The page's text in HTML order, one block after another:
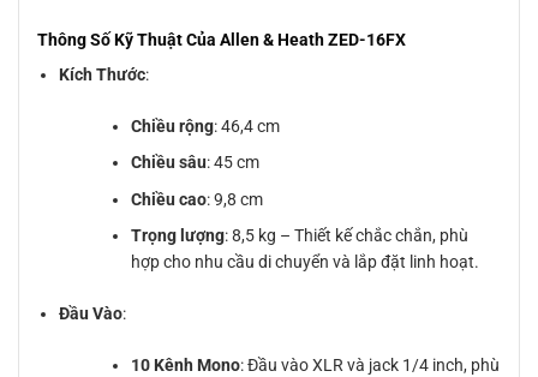
Thông Số Kỹ Thuật Của Allen & Heath ZED-16FX
Kích Thước:
Chiều rộng: 46,4 cm
Chiều sâu: 45 cm
Chiều cao: 9,8 cm
Trọng lượng: 8,5 kg – Thiết kế chắc chắn, phù
hợp cho nhu cầu di chuyển và lắp đặt linh hoạt.
Đầu Vào:
10 Kênh Mono: Đầu vào XLR và jack 1/4 inch, phù